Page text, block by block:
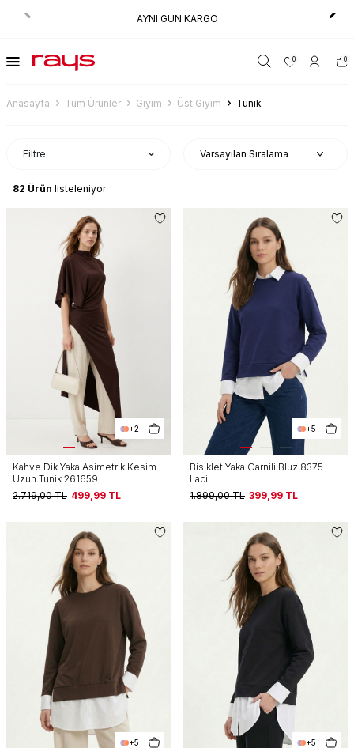
AYNI GÜN KARGO
0 0
Anasayfa Tüm Ürünler Giyim Üst Giyim Tunik
Filtre
82 Ürün listeleniyor
+2
Kahve Dik Yaka Asimetrik Kesim
Uzun Tunik 261659
2.719,00TL 499,99 TL
+5
Bisiklet Yaka Garnili Bluz 8375
Laci
1.899,00TL 399,99 TL
+5 +5